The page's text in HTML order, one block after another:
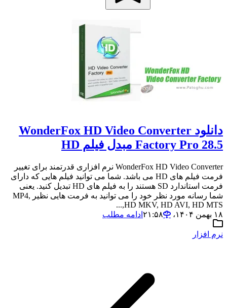
دانلود WonderFox HD Video Converter
Factory Pro 28.5 مبدل فیلم HD
WonderFox HD Video Converter نرم افزاری قدرتمند برای تغییر
فرمت فیلم های HD می باشد. شما می توانید فیلم هایی که دارای
فرمت استاندارد SD هستند را به فیلم های HD تبدیل کنید. یعنی
شما رسانه مورد نظر خود را می توانید به فرمت هایی نظیر MP4,
HD MKV, HD AVI, HD MTS,...
۱۸ بهمن ۱۴۰۴،‏ ۲۱:۵۸
ادامه مطلب
نرم افزار